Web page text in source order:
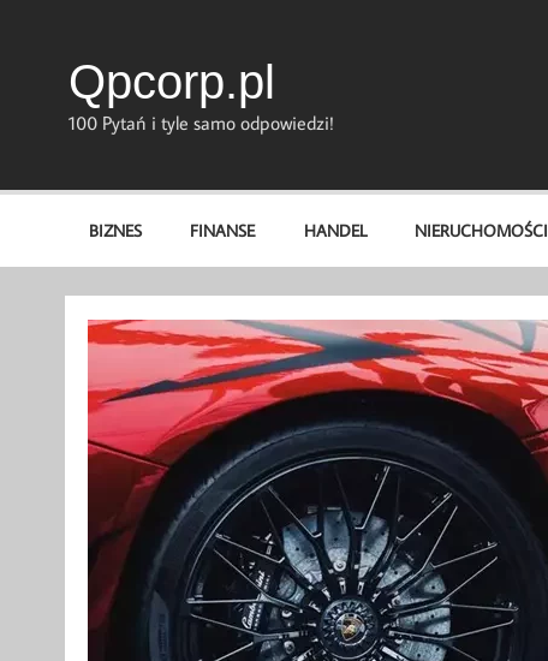
Qpcorp.pl
100 Pytań i tyle samo odpowiedzi!
BIZNES FINANSE HANDEL NIERUCHOMOŚCI